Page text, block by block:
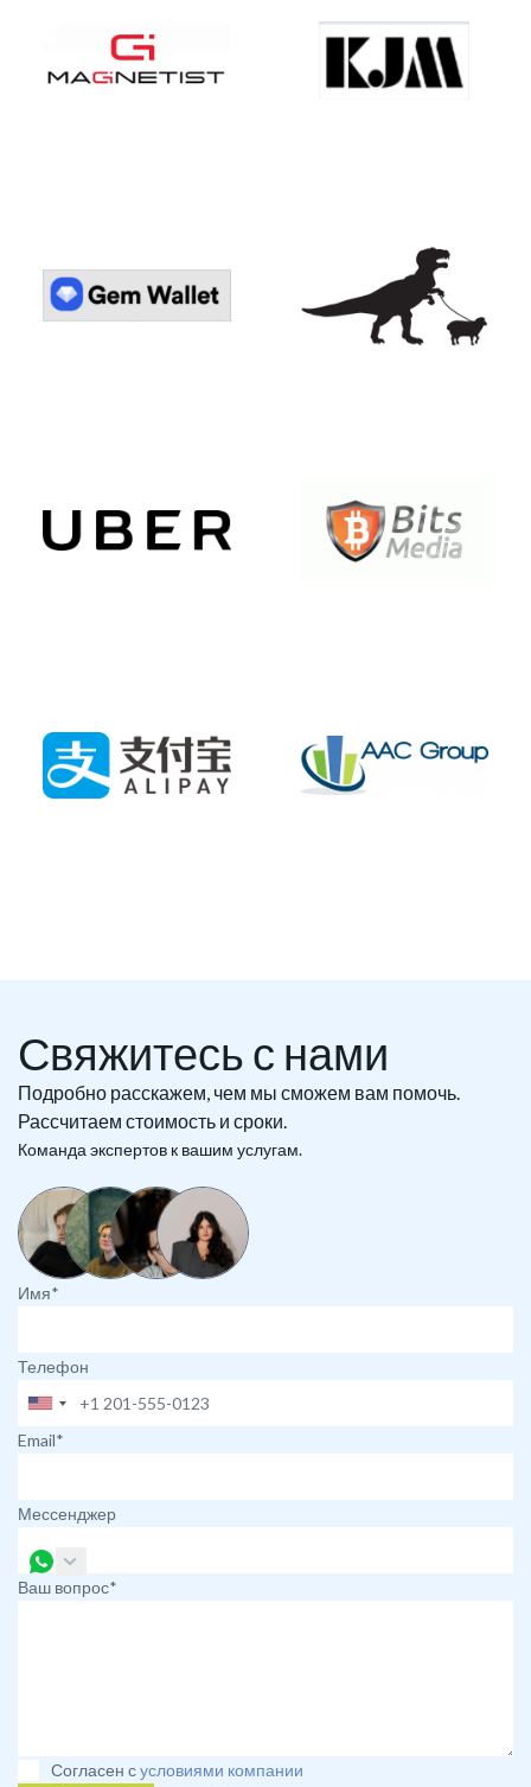
Свяжитесь с нами
Подробно расскажем, чем мы сможем вам помочь.
Рассчитаем стоимость и сроки.
Команда экспертов к вашим услугам.
Имя*
Телефон
Email*
Мессенджер
Ваш вопрос*
Согласен сусловиями компании